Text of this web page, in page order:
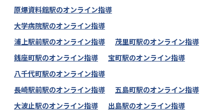
原爆資料館駅のオンライン指導
大学病院駅のオンライン指導
浦上駅前駅のオンライン指導
茂里町駅のオンライン指導
銭座町駅のオンライン指導
宝町駅のオンライン指導
八千代町駅のオンライン指導
長崎駅前駅のオンライン指導
五島町駅のオンライン指導
大波止駅のオンライン指導
出島駅のオンライン指導